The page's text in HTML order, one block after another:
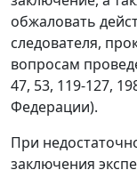
обжаловать
следователя,
вопросам
47, 53, 119-127,
Федерации).
При
заключения